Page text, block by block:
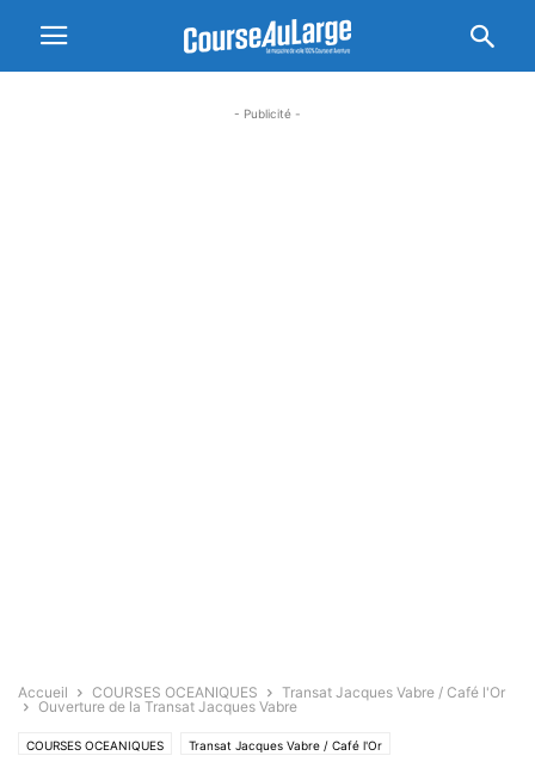
- Publicité -
Accueil COURSES OCEANIQUES
Transat Jacques Vabre / Café l'Or
Ouverture de la Transat Jacques Vabre
COURSES OCEANIQUES Transat Jacques Vabre / Café l'Or